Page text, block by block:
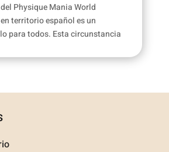
Physique Mania World
territorio español es un
para todos. Esta circunstancia